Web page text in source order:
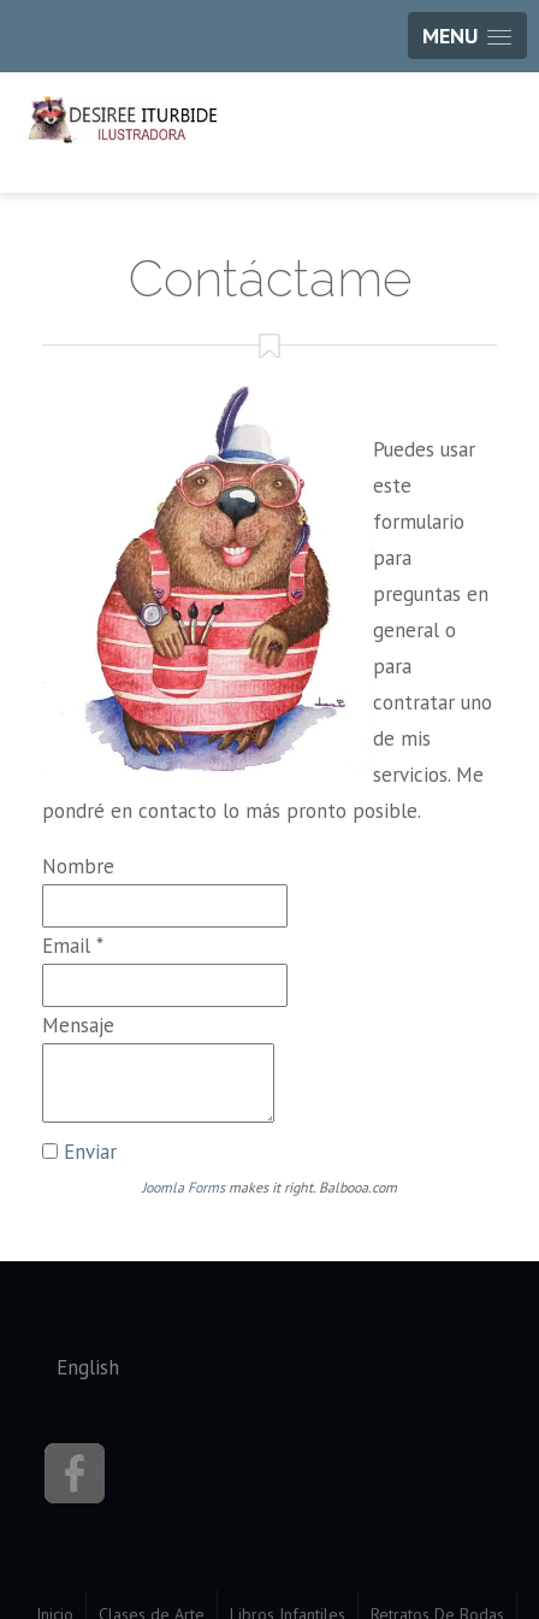
MENU
Contáctame
Puedes usar
este
formulario
para
preguntas en
general o
para
contratar uno
de mis
servicios. Me
pondré en contacto lo más pronto posible.
Nombre
Email *
Mensaje
Enviar
Joomla Formsmakes it right. Balbooa.com
Seleccione su idioma
English
Inicio Clases de Arte Libros Infantiles Retratos De Bodas